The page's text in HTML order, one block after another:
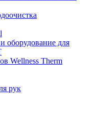
оборудование для
Wellness Therm
рук